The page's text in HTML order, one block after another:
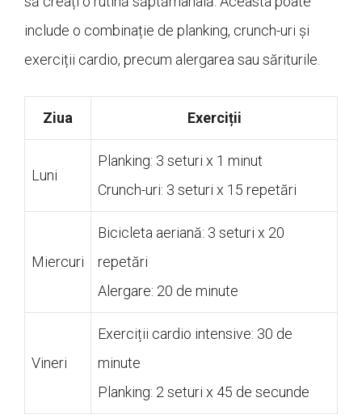
include o combinație de planking, crunch-uri și
exerciții cardio, precum alergarea sau săriturile.
Ziua Exerciții
Luni
Planking: 3 seturi x 1 minut
Crunch-uri: 3 seturi x 15 repetări
Miercuri
Bicicleta aeriană: 3 seturi x 20
repetări
Alergare: 20 de minute
Vineri
Exerciții cardio intensive: 30 de
minute
Planking: 2 seturi x 45 de secunde